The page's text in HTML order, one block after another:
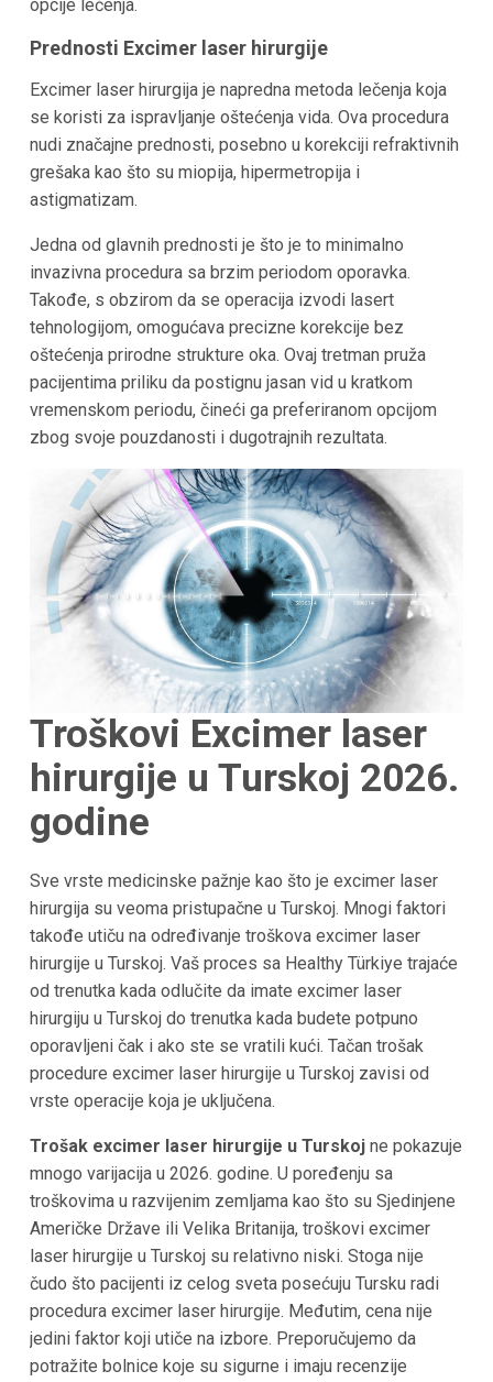
opcije lečenja.
Prednosti Excimer laser hirurgije
Excimer laser hirurgija je napredna metoda lečenja koja
se koristi za ispravljanje oštećenja vida. Ova procedura
nudi značajne prednosti, posebno u korekciji refraktivnih
grešaka kao što su miopija, hipermetropija i
astigmatizam.
Jedna od glavnih prednosti je što je to minimalno
invazivna procedura sa brzim periodom oporavka.
Takođe, s obzirom da se operacija izvodi lasert
tehnologijom, omogućava precizne korekcije bez
oštećenja prirodne strukture oka. Ovaj tretman pruža
pacijentima priliku da postignu jasan vid u kratkom
vremenskom periodu, čineći ga preferiranom opcijom
zbog svoje pouzdanosti i dugotrajnih rezultata.
Troškovi Excimer laser
hirurgije u Turskoj 2026.
godine
Sve vrste medicinske pažnje kao što je excimer laser
hirurgija su veoma pristupačne u Turskoj. Mnogi faktori
takođe utiču na određivanje troškova excimer laser
hirurgije u Turskoj. Vaš proces sa Healthy Türkiye trajaće
od trenutka kada odlučite da imate excimer laser
hirurgiju u Turskoj do trenutka kada budete potpuno
oporavljeni čak i ako ste se vratili kući. Tačan trošak
procedure excimer laser hirurgije u Turskoj zavisi od
vrste operacije koja je uključena.
Trošak excimer laser hirurgije u Turskojne pokazuje
mnogo varijacija u 2026. godine. U poređenju sa
troškovima u razvijenim zemljama kao što su Sjedinjene
Američke Države ili Velika Britanija, troškovi excimer
laser hirurgije u Turskoj su relativno niski. Stoga nije
čudo što pacijenti iz celog sveta posećuju Tursku radi
procedura excimer laser hirurgije. Međutim, cena nije
jedini faktor koji utiče na izbore. Preporučujemo da
potražite bolnice koje su sigurne i imaju recenzije